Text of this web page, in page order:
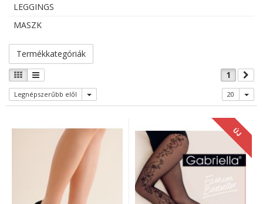
LEGGINGS
MASZK
Termékkategóriák
1
Legnépszerűbb elől 20
ÚJ